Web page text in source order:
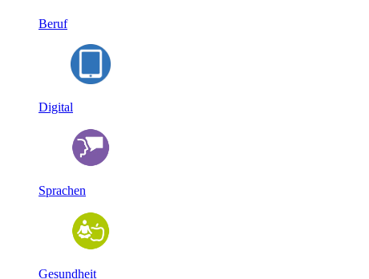
Beruf
Digital
Sprachen
Gesundheit